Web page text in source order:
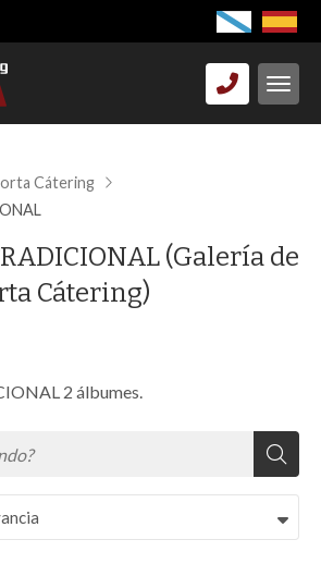
Cátering
(Galería de
Cátering)
2 álbumes.